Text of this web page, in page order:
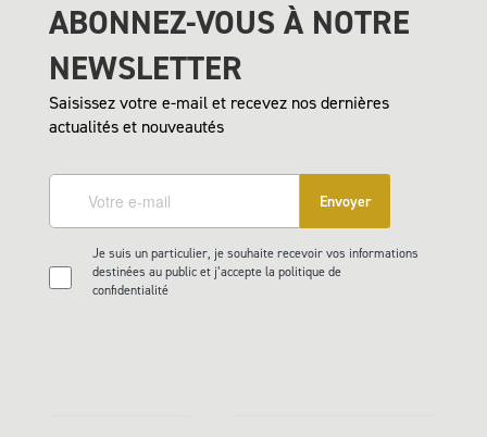
ABONNEZ-VOUS À NOTRE
NEWSLETTER
Saisissez votre e-mail et recevez nos dernières
actualités et nouveautés
Envoyer
Je suis un particulier, je souhaite recevoir vos informations
destinées au public et j’accepte la politique de
confidentialité